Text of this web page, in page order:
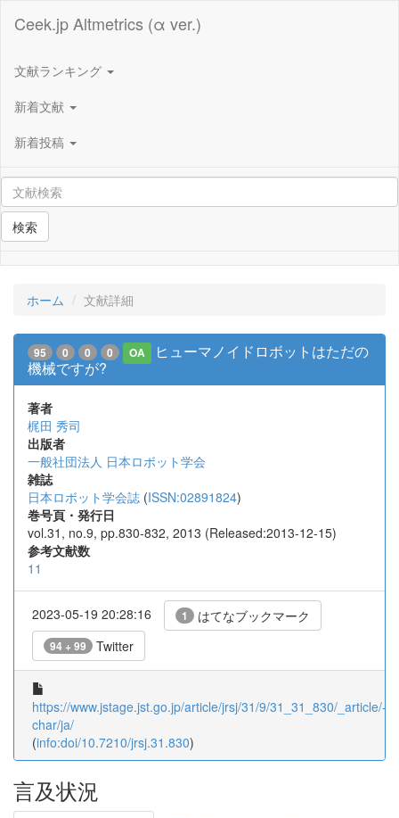
Ceek.jp Altmetrics (α ver.)
文献ランキング
新着文献
新着投稿
検索
ホーム 文献詳細
95 0 0 0 OA
ヒューマノイドロボットはただの
機械ですが?
著者
梶田 秀司
出版者
一般社団法人 日本ロボット学会
雑誌
日本ロボット学会誌 (ISSN:02891824)
巻号頁・発行日
vol.31, no.9, pp.830-832, 2013 (Released:2013-12-15)
参考文献数
11
2023-05-19 20:28:16 1 はてなブックマーク
94 + 99 Twitter
https://www.jstage.jst.go.jp/article/jrsj/31/9/31_31_830/_article/-
char/ja/
(info:doi/10.7210/jrsj.31.830)
言及状況